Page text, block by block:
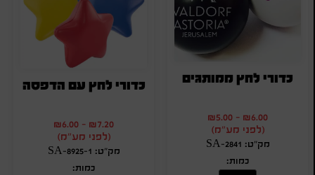
כדורי לחץ ממותגים
₪6.00
-
₪5.00
(לפני מע"מ)
מק"ט: SA-2841
כמות:
כדורי לחץ עם הדפסה
₪7.20
-
₪6.00
(לפני מע"מ)
מק"ט: SA-8925-1
כמות: